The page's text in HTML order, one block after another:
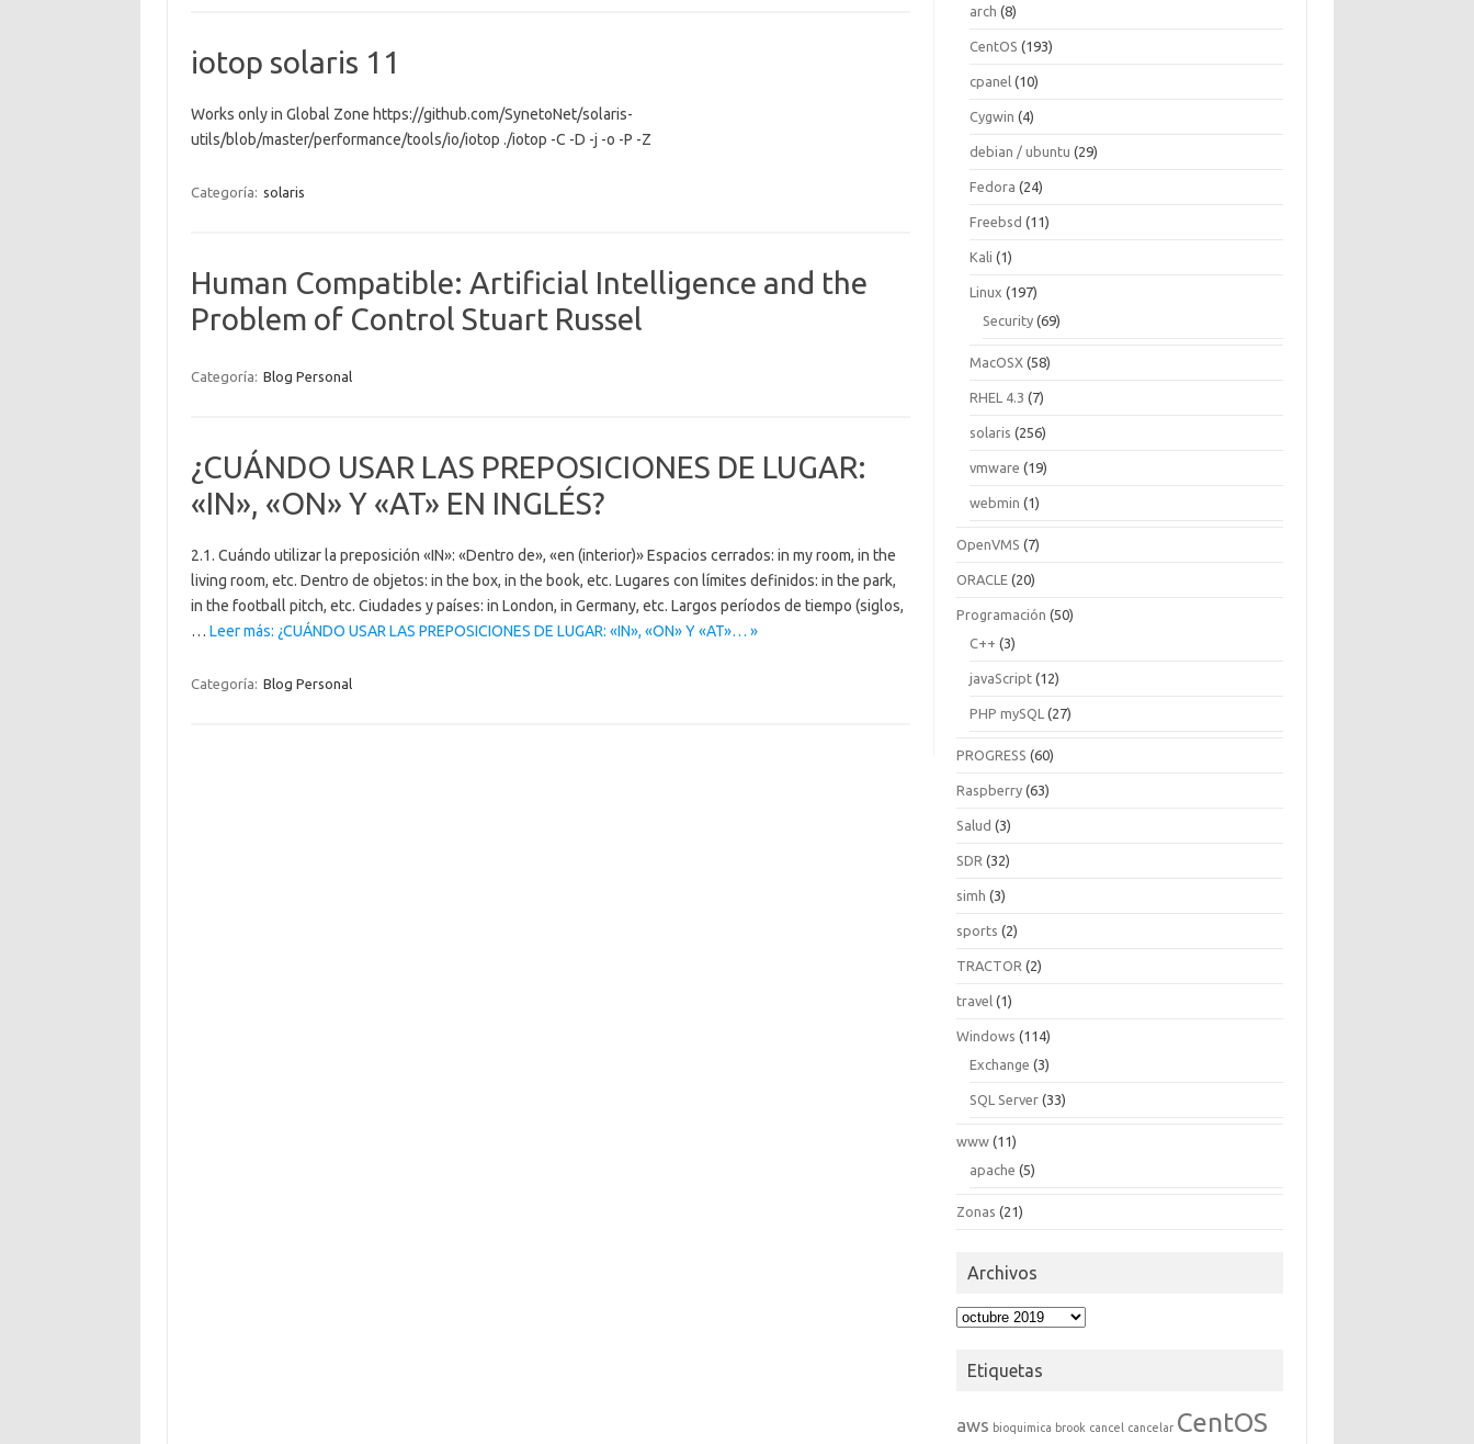
iotop solaris 11
Works only in Global Zone https://github.com/SynetoNet/solaris-
utils/blob/master/performance/tools/io/iotop ./iotop -C -D -j -o -P -Z
Categoría: solaris
Human Compatible: Artificial Intelligence and the
Problem of Control Stuart Russel
Categoría: Blog Personal
¿CUÁNDO USAR LAS PREPOSICIONES DE LUGAR:
«IN», «ON» Y «AT» EN INGLÉS?
2.1. Cuándo utilizar la preposición «IN»: «Dentro de», «en (interior)» Espacios cerrados: in my room, in the
living room, etc. Dentro de objetos: in the box, in the book, etc. Lugares con límites definidos: in the park,
in the football pitch, etc. Ciudades y países: in London, in Germany, etc. Largos períodos de tiempo (siglos,
… Leer más: ¿CUÁNDO USAR LAS PREPOSICIONES DE LUGAR: «IN», «ON» Y «AT»… »
Categoría: Blog Personal
arch (8)
CentOS (193)
cpanel (10)
Cygwin (4)
debian / ubuntu (29)
Fedora (24)
Freebsd (11)
Kali (1)
Linux (197)
Security (69)
MacOSX (58)
RHEL 4.3 (7)
solaris (256)
vmware (19)
webmin (1)
OpenVMS (7)
ORACLE (20)
Programación (50)
C++ (3)
javaScript (12)
PHP mySQL (27)
PROGRESS (60)
Raspberry (63)
Salud (3)
SDR (32)
simh (3)
sports (2)
TRACTOR (2)
travel (1)
Windows (114)
Exchange (3)
SQL Server (33)
www (11)
apache (5)
Zonas (21)
Archivos
Archivos
Etiquetas
aws bioquimica brook cancel cancelar CentOS